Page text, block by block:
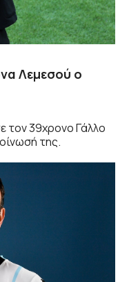
Λεμεσού ο
τον 39χρονο Γάλλο
της.